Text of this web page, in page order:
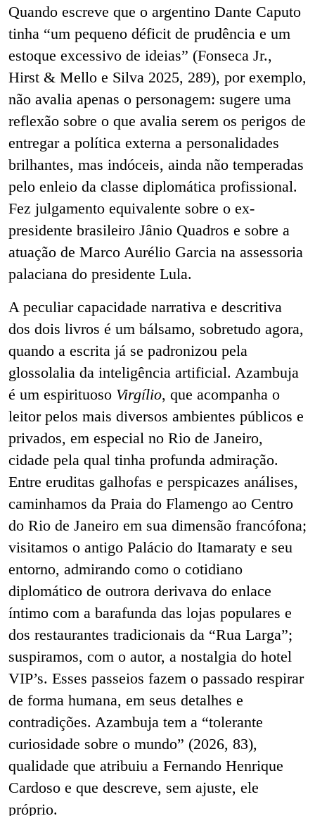
Quando escreve que o argentino Dante Caputo
tinha “um pequeno déficit de prudência e um
estoque excessivo de ideias” (Fonseca Jr.,
Hirst & Mello e Silva 2025, 289), por exemplo,
não avalia apenas o personagem: sugere uma
reflexão sobre o que avalia serem os perigos de
entregar a política externa a personalidades
brilhantes, mas indóceis, ainda não temperadas
pelo enleio da classe diplomática profissional.
Fez julgamento equivalente sobre o ex-
presidente brasileiro Jânio Quadros e sobre a
atuação de Marco Aurélio Garcia na assessoria
palaciana do presidente Lula.
A peculiar capacidade narrativa e descritiva
dos dois livros é um bálsamo, sobretudo agora,
quando a escrita já se padronizou pela
glossolalia da inteligência artificial. Azambuja
é um espirituoso Virgílio, que acompanha o
leitor pelos mais diversos ambientes públicos e
privados, em especial no Rio de Janeiro,
cidade pela qual tinha profunda admiração.
Entre eruditas galhofas e perspicazes análises,
caminhamos da Praia do Flamengo ao Centro
do Rio de Janeiro em sua dimensão francófona;
visitamos o antigo Palácio do Itamaraty e seu
entorno, admirando como o cotidiano
diplomático de outrora derivava do enlace
íntimo com a barafunda das lojas populares e
dos restaurantes tradicionais da “Rua Larga”;
suspiramos, com o autor, a nostalgia do hotel
VIP’s. Esses passeios fazem o passado respirar
de forma humana, em seus detalhes e
contradições. Azambuja tem a “tolerante
curiosidade sobre o mundo” (2026, 83),
qualidade que atribuiu a Fernando Henrique
Cardoso e que descreve, sem ajuste, ele
próprio.